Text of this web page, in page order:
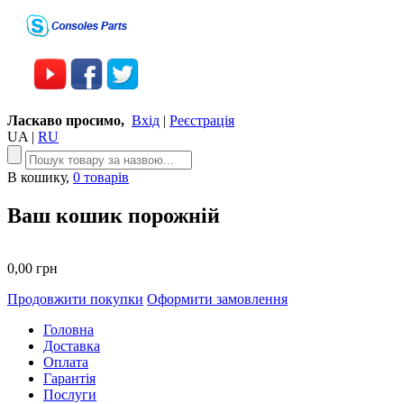
Ласкаво просимо, Вхід | Реєстрація
UA | RU
В кошику, 0 товарів
Ваш кошик порожній
0,00 грн
Продовжити покупки Оформити замовлення
Головна
Доставка
Оплата
Гарантія
Послуги